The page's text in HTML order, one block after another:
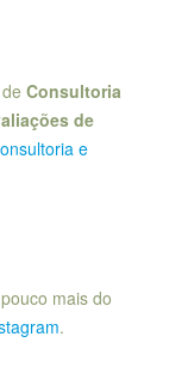
Consultoria
de
e
mais do
.